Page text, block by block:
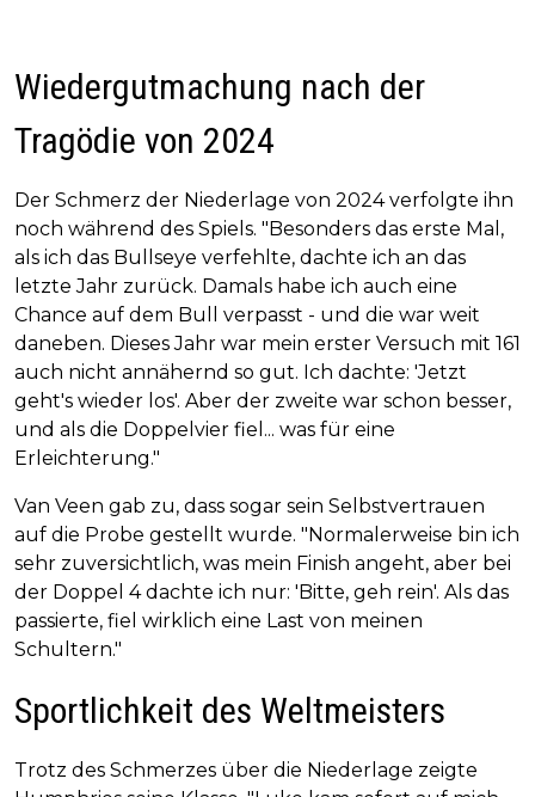
Wiedergutmachung nach der
Tragödie von 2024
Der Schmerz der Niederlage von 2024 verfolgte ihn
noch während des Spiels. "Besonders das erste Mal,
als ich das Bullseye verfehlte, dachte ich an das
letzte Jahr zurück. Damals habe ich auch eine
Chance auf dem Bull verpasst - und die war weit
daneben. Dieses Jahr war mein erster Versuch mit 161
auch nicht annähernd so gut. Ich dachte: 'Jetzt
geht's wieder los'. Aber der zweite war schon besser,
und als die Doppelvier fiel... was für eine
Erleichterung."
Van Veen gab zu, dass sogar sein Selbstvertrauen
auf die Probe gestellt wurde. "Normalerweise bin ich
sehr zuversichtlich, was mein Finish angeht, aber bei
der Doppel 4 dachte ich nur: 'Bitte, geh rein'. Als das
passierte, fiel wirklich eine Last von meinen
Schultern."
Sportlichkeit des Weltmeisters
Trotz des Schmerzes über die Niederlage zeigte